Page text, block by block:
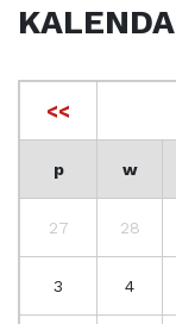
<<
p w
27 28
3 4